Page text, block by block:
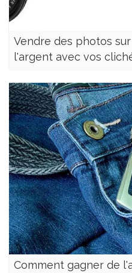
Vendre des photos
l'argent avec vos
Comment gagner de